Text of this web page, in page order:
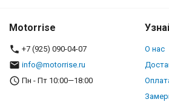
Motorrise
+7 (925) 090-04-07
info@motorrise.ru
Пн - Пт 10:00—18:00
О нас